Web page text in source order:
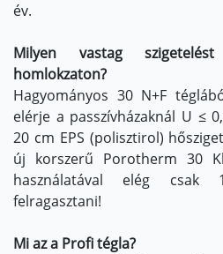
év.
Milyen vastag
homlokzaton?
Hagyományos 30 N+F
elérje a passzívházaknál U ≤
20 cm EPS (polisztirol)
új korszerű Porotherm 30
használatával elég csak
felragasztani!
Mi az a Profi tégla?